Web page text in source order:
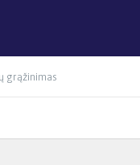
grąžinimas